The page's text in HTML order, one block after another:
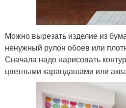
Можно вырезать изделие из
ненужный рулон обоев или
Сначала надо нарисовать
цветными карандашами или